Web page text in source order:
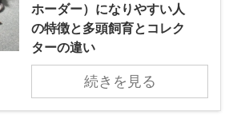
ホーダー）になりやすい人
の特徴と多頭飼育とコレク
ターの違い
続きを見る